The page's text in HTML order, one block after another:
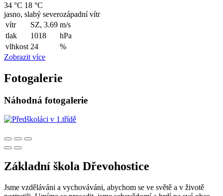
34 °C 18 °C
jasno, slabý severozápadní vítr
vítr
SZ, 3.69 m/s
tlak
1018
hPa
vlhkost 24
%
Zobrazit více
Fotogalerie
Náhodná fotogalerie
Základní škola Dřevohostice
Jsme vzděláváni a vychováváni, abychom se ve světě a v životě